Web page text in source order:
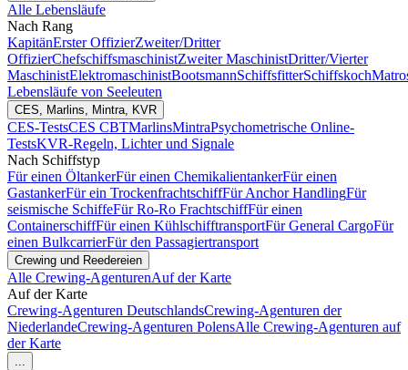
Alle Lebensläufe
Nach Rang
KapitänErster OffizierZweiter/Dritter
OffizierChefschiffsmaschinistZweiter MaschinistDritter/Vierter
MaschinistElektromaschinistBootsmannSchiffsfitterSchiffskoch
Lebensläufe von Seeleuten
CES, Marlins, Mintra, KVR
CES-TestsCES CBTMarlinsMintraPsychometrische Online-
TestsKVR-Regeln, Lichter und Signale
Nach Schiffstyp
Für einen ÖltankerFür einen ChemikalientankerFür einen
GastankerFür ein TrockenfrachtschiffFür Anchor HandlingFür
seismische SchiffeFür Ro-Ro FrachtschiffFür einen
ContainerschiffFür einen KühlschifftransportFür General CargoFür
einen BulkcarrierFür den Passagiertransport
Crewing und Reedereien
Alle Crewing-AgenturenAuf der Karte
Auf der Karte
Crewing-Agenturen DeutschlandsCrewing-Agenturen der
NiederlandeCrewing-Agenturen PolensAlle Crewing-Agenturen auf
der Karte
...